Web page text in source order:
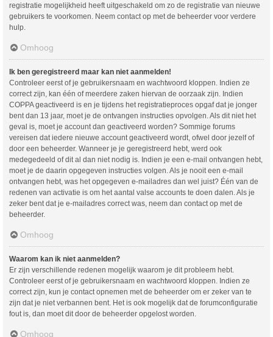
registratie mogelijkheid heeft uitgeschakeld om zo de registratie van nieuwe
gebruikers te voorkomen. Neem contact op met de beheerder voor verdere
hulp.
Omhoog
Ik ben geregistreerd maar kan niet aanmelden!
Controleer eerst of je gebruikersnaam en wachtwoord kloppen. Indien ze
correct zijn, kan één of meerdere zaken hiervan de oorzaak zijn. Indien
COPPA geactiveerd is en je tijdens het registratieproces opgaf dat je jonger
bent dan 13 jaar, moet je de ontvangen instructies opvolgen. Als dit niet het
geval is, moet je account dan geactiveerd worden? Sommige forums
vereisen dat iedere nieuwe account geactiveerd wordt, ofwel door jezelf of
door een beheerder. Wanneer je je geregistreerd hebt, werd ook
medegedeeld of dit al dan niet nodig is. Indien je een e-mail ontvangen hebt,
moet je de daarin opgegeven instructies volgen. Als je nooit een e-mail
ontvangen hebt, was het opgegeven e-mailadres dan wel juist? Één van de
redenen van activatie is om het aantal valse accounts te doen dalen. Als je
zeker bent dat je e-mailadres correct was, neem dan contact op met de
beheerder.
Omhoog
Waarom kan ik niet aanmelden?
Er zijn verschillende redenen mogelijk waarom je dit probleem hebt.
Controleer eerst of je gebruikersnaam en wachtwoord kloppen. Indien ze
correct zijn, kun je contact opnemen met de beheerder om er zeker van te
zijn dat je niet verbannen bent. Het is ook mogelijk dat de forumconfiguratie
fout is, dan moet dit door de beheerder opgelost worden.
Omhoog